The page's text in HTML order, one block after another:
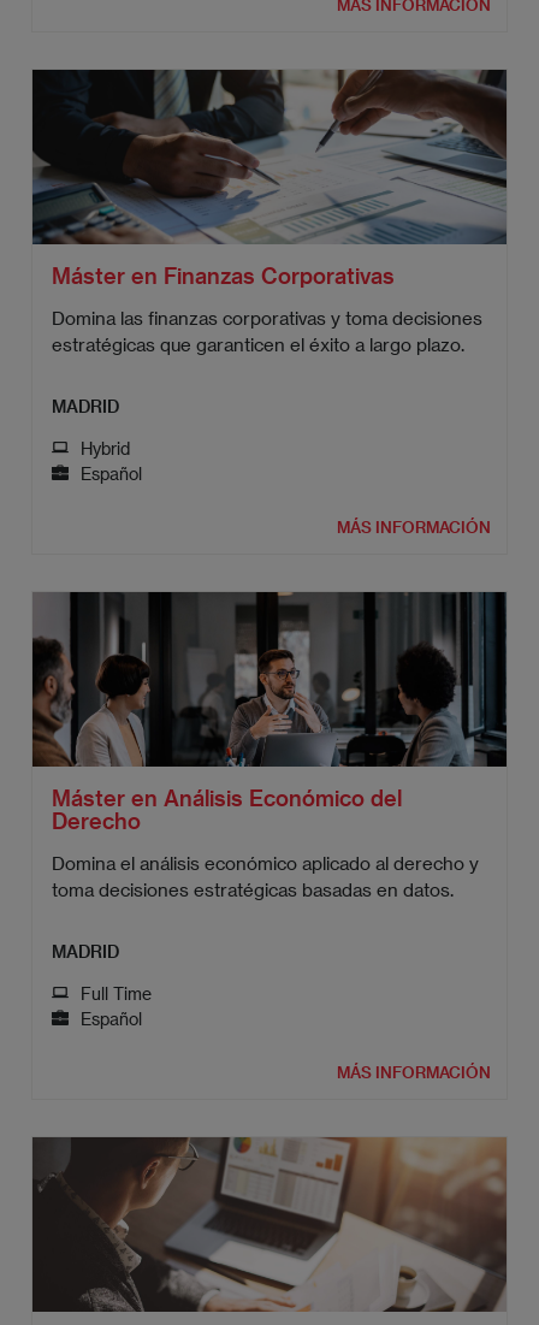
MÁS INFORMACIÓN
Máster en Finanzas Corporativas
Domina las finanzas corporativas y toma decisiones
estratégicas que garanticen el éxito a largo plazo.
MADRID
Hybrid
Español
MÁS INFORMACIÓN
Máster en Análisis Económico del
Derecho
Domina el análisis económico aplicado al derecho y
toma decisiones estratégicas basadas en datos.
MADRID
Full Time
Español
MÁS INFORMACIÓN